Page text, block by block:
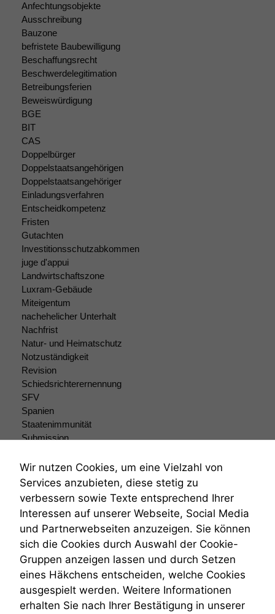
Anfechtungsobjekte
Ausschreibung
Bauzone
befristete Baubewilligung
Beschaffungsrecht
Beschwerdelegitimation
Betreibungsferien
Beweiswürdigung
BGE
BIT
CAS
Doppelbürger
Doppelstaatsangehörigen
Doppelstaatsangehöriger
Einladungsverfahren
Entscheidkompetenz
Fristen
Gutachten
Investitionsschutzabkommen
juge d'appui
Landwirtschaftszone
Luxram-Gebäude
Miteigentum
nachehelicher Unterhalt
Nachfrist
Natur- und Heimatschutz
Notzuständigkeit
Revision
Schiedsrichterernennung
SFV
Spanien
Staatenimmunität
Submission
Teilungsklage
Venezuela
VRK
Wiederherstellungsanordnung
Zivilprozessordnung
ZPO
Zustellfiktion
Zuständigkeit
Öffentliches Personalrecht
Öffentlichkeitsprinzip
Wir nutzen Cookies, um eine Vielzahl von
Services anzubieten, diese stetig zu
verbessern sowie Texte entsprechend Ihrer
Interessen auf unserer Webseite, Social Media
und Partnerwebseiten anzuzeigen. Sie können
sich die Cookies durch Auswahl der Cookie-
Gruppen anzeigen lassen und durch Setzen
eines Häkchens entscheiden, welche Cookies
ausgespielt werden. Weitere Informationen
erhalten Sie nach Ihrer Bestätigung in unserer